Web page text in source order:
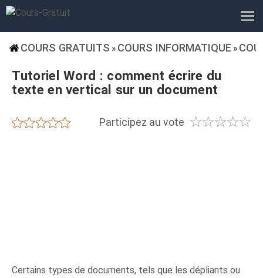
COURS GRATUITS » COURS INFORMATIQUE »
Tutoriel Word : comment écrire du
texte en vertical sur un document
Participez au vote ☆☆☆☆☆
★★★★★
Certains types de documents, tels que les dépliants ou